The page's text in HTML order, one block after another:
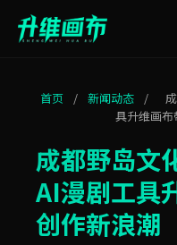
首页 / 新闻动态 /
具升维画
成都野岛文
AI漫剧工具
创作新浪潮